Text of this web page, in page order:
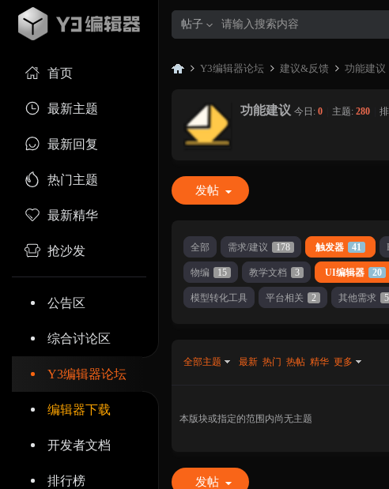
首页
最新主题
最新回复
热门主题
最新精华
抢沙发
公告区
综合讨论区
Y3编辑器论坛
编辑器下载
开发者文档
排行榜
帖子
»
Y3编辑器论坛 建议&反馈 功能建议
功能建议 今日:0 主题:280
发帖
全部 需求/建议 178 触发器 41
物编 15 教学文档 3 UI编辑器 20
模型转化工具 平台相关 2 其他需求 5
全部主题 最新 热门 热帖 精华 更多
本版块或指定的范围内尚无主题
发帖